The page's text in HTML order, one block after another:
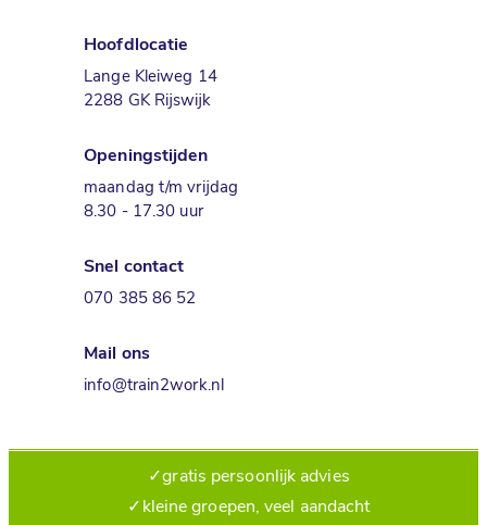
Hoofdlocatie
Lange Kleiweg 14
2288 GK Rijswijk
Openingstijden
maandag t/m vrijdag
8.30 - 17.30 uur
Snel contact
070 385 86 52
Mail ons
info@train2work.nl
✓gratis persoonlijk advies
✓ kleine groepen, veel aandacht